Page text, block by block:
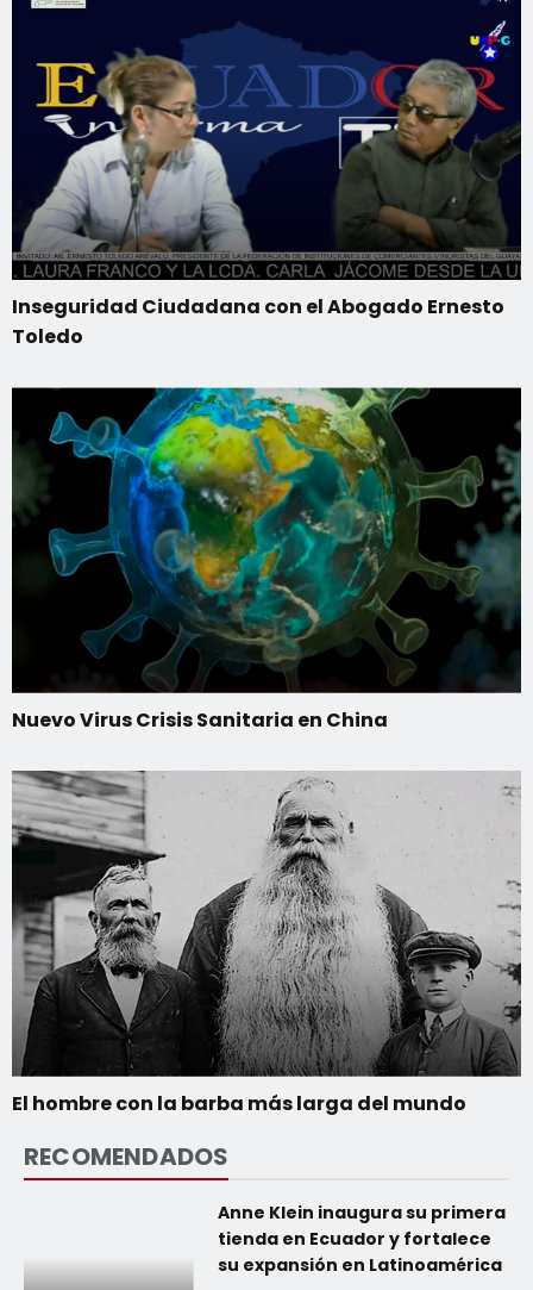
Inseguridad Ciudadana con el Abogado Ernesto
Toledo
Nuevo Virus Crisis Sanitaria en China
El hombre con la barba más larga del mundo
RECOMENDADOS
Anne Klein inaugura su primera
tienda en Ecuador y fortalece
su expansión en Latinoamérica